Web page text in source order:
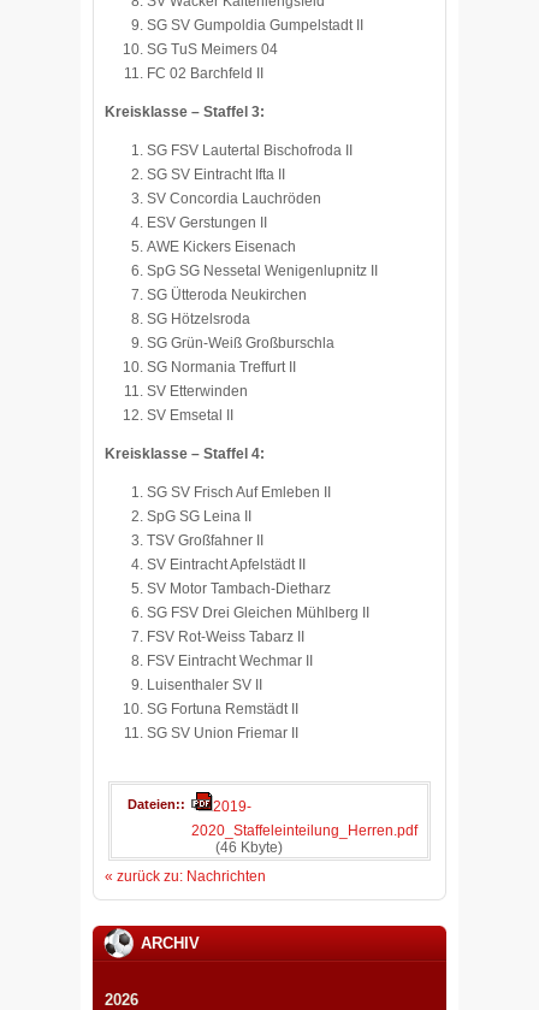
SG SV Gumpoldia Gumpelstadt II
SG TuS Meimers 04
FC 02 Barchfeld II
Kreisklasse – Staffel 3:
SG FSV Lautertal Bischofroda II
SG SV Eintracht Ifta II
SV Concordia Lauchröden
ESV Gerstungen II
AWE Kickers Eisenach
SpG SG Nessetal Wenigenlupnitz II
SG Ütteroda Neukirchen
SG Hötzelsroda
SG Grün-Weiß Großburschla
SG Normania Treffurt II
SV Etterwinden
SV Emsetal II
Kreisklasse – Staffel 4:
SG SV Frisch Auf Emleben II
SpG SG Leina II
TSV Großfahner II
SV Eintracht Apfelstädt II
SV Motor Tambach-Dietharz
SG FSV Drei Gleichen Mühlberg II
FSV Rot-Weiss Tabarz II
FSV Eintracht Wechmar II
Luisenthaler SV II
SG Fortuna Remstädt II
SG SV Union Friemar II
Dateien:
2019-
2020_Staffeleinteilung_Herren.pdf
(46 Kbyte)
« zurück zu: Nachrichten
ARCHIV
2026